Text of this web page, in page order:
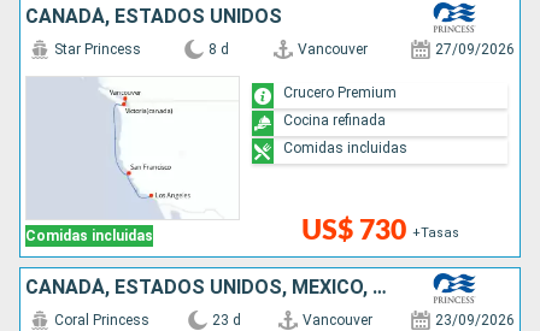
CANADÁ, ESTADOS UNIDOS
Comidas incluidas
Star Princess 8 d Vancouver 27/09/2026
US$ 730 +Tasas
Crucero Premium
Cocina refinada
Comidas incluidas
CANADÁ, ESTADOS UNIDOS, MÉXICO, COSTA RICA, PANAMÁ, ARUBA
Coral Princess 23 d Vancouver 23/09/2026